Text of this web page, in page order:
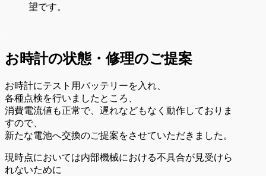
望です。
お時計の状態・修理のご提案
お時計にテスト用バッテリーを入れ、
各種点検を行いましたところ、
消費電流値も正常で、遅れなどもなく動作しておりま
すので、
新たな電池へ交換のご提案をさせていただきました。
現時点においては内部機械における不具合が見受けら
れないために